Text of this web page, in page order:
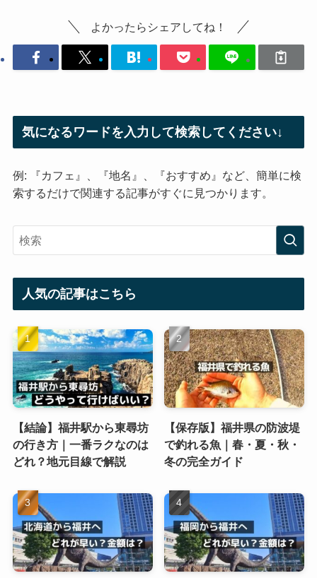
よかったらシェアしてね！
気になるワードを入力して検索してください↓
例: 『カフェ』、『地名』、『おすすめ』など、簡単に検
索するだけで関連する記事がすぐに見つかります。
人気の記事はこちら
【結論】福井駅から東尋坊
の行き方｜一番ラクなのは
どれ？地元目線で解説
【保存版】福井県の防波堤
で釣れる魚｜春・夏・秋・
冬の完全ガイド